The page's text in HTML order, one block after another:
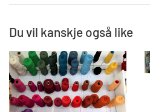
Du vil kanskje også like